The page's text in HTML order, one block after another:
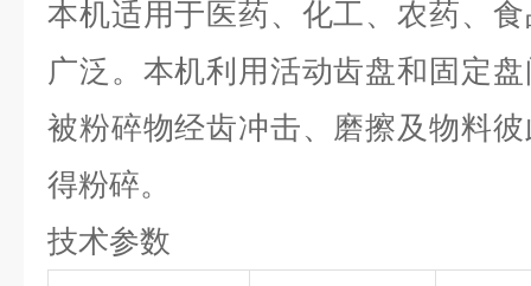
本机适用于医药、化工、农药、
广泛。本机利用活动齿盘和固定
被粉碎物经齿冲击、磨擦及物料
得粉碎。
技术参数